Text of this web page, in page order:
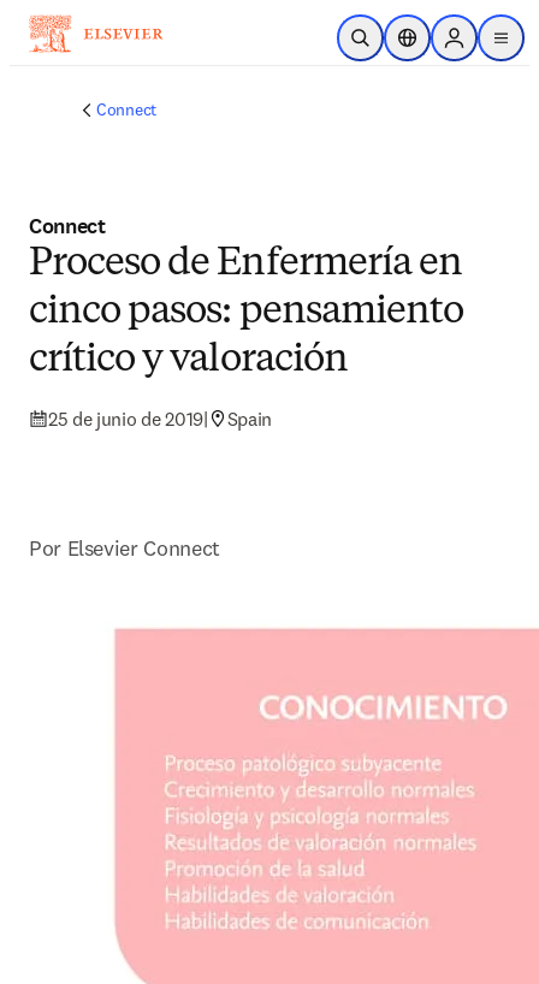
Saltar al contenido principal
Abrir búsqueda
Selector deSign in to
menu
Connect
Connect
Proceso de Enfermería en
cinco pasos: pensamiento
crítico y valoración
25 de junio de 2019| Spain
Por Elsevier Connect